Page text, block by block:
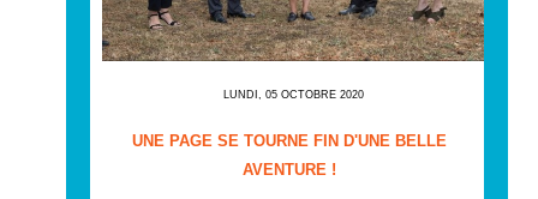
LUNDI, 05 OCTOBRE 2020
UNE PAGE SE TOURNE FIN D'UNE BELLE
AVENTURE !